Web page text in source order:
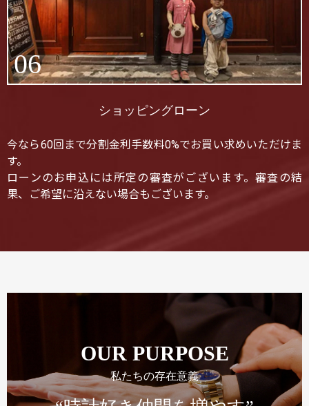
06
ショッピングローン
今なら60回まで分割金利手数料0%でお買い求めいただけま
す。
ローンのお申込には所定の審査がございます。審査の結
果、ご希望に沿えない場合もございます。
OUR PURPOSE
私たちの存在意義